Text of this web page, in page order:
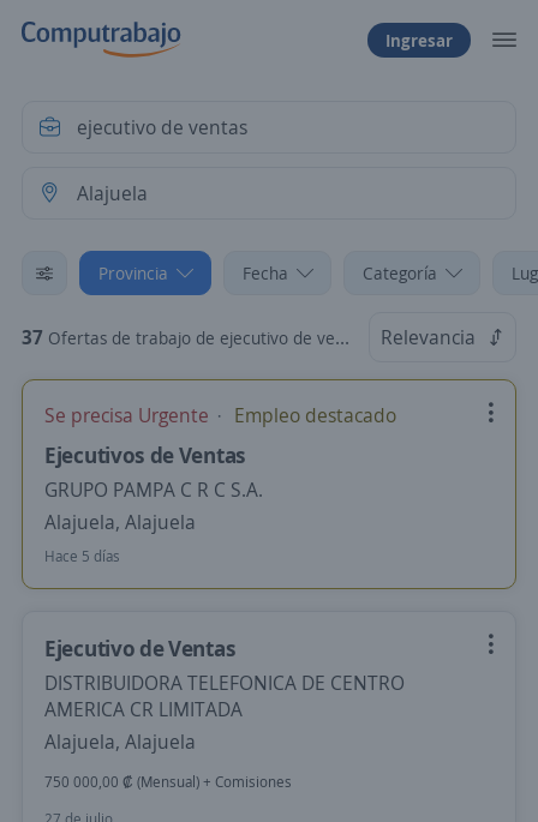
Ingresar
Provincia Fecha Categoría
37 Ofertas de trabajo de ejecutivo de ventas en Alajuela Relevancia
Se precisa Urgente Empleo destacado
Ejecutivos de Ventas
GRUPO PAMPA C R C S.A.
Alajuela, Alajuela
Hace 5 días
Ejecutivo de Ventas
DISTRIBUIDORA TELEFONICA DE CENTRO
AMERICA CR LIMITADA
Alajuela, Alajuela
750 000,00 ₡ (Mensual) + Comisiones